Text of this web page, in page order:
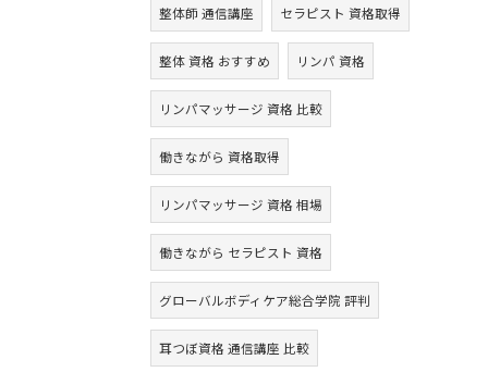
整体師 通信講座 セラピスト 資格取得
整体 資格 おすすめ リンパ 資格
リンパマッサージ 資格 比較
働きながら 資格取得
リンパマッサージ 資格 相場
働きながら セラピスト 資格
グローバルボディケア総合学院 評判
耳つぼ資格 通信講座 比較